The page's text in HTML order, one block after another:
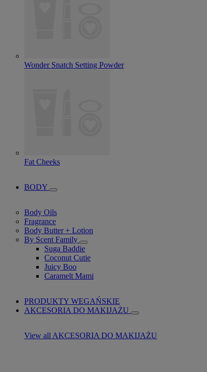
Wonder Snatch Setting Powder
Fat Cheeks
BODY
Body Oils
Fragrance
Body Butter + Lotion
By Scent Family
Suga Baddie
Coconut Cutie
Juicy Boo
Caramelt Mami
PRODUKTY WEGAŃSKIE
AKCESORIA DO MAKIJAŻU
View all AKCESORIA DO MAKIJAŻU